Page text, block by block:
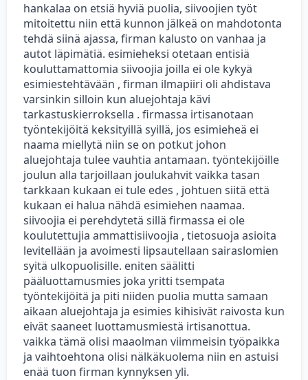
hankalaa on etsiä hyviä puolia, siivoojien työt
mitoitettu niin että kunnon jälkeä on mahdotonta
tehdä siinä ajassa, firman kalusto on vanhaa ja
autot läpimätiä. esimieheksi otetaan entisiä
kouluttamattomia siivoojia joilla ei ole kykyä
esimiestehtävään , firman ilmapiiri oli ahdistava
varsinkin silloin kun aluejohtaja kävi
tarkastuskierroksella . firmassa irtisanotaan
työntekijöitä keksityillä syillä, jos esimieheä ei
naama miellytä niin se on potkut johon
aluejohtaja tulee vauhtia antamaan. työntekijöille
joulun alla tarjoillaan joulukahvit vaikka tasan
tarkkaan kukaan ei tule edes , johtuen siitä että
kukaan ei halua nähdä esimiehen naamaa.
siivoojia ei perehdytetä sillä firmassa ei ole
koulutettujia ammattisiivoojia , tietosuoja asioita
levitellään ja avoimesti lipsautellaan sairaslomien
syitä ulkopuolisille. eniten säälitti
pääluottamusmies joka yritti tsempata
työntekijöitä ja piti niiden puolia mutta samaan
aikaan aluejohtaja ja esimies kihisivät raivosta kun
eivät saaneet luottamusmiestä irtisanottua.
vaikka tämä olisi maaolman viimmeisin työpaikka
ja vaihtoehtona olisi nälkäkuolema niin en astuisi
enää tuon firman kynnyksen yli.